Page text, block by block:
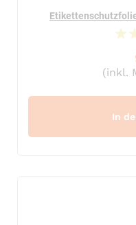
(inkl.
In